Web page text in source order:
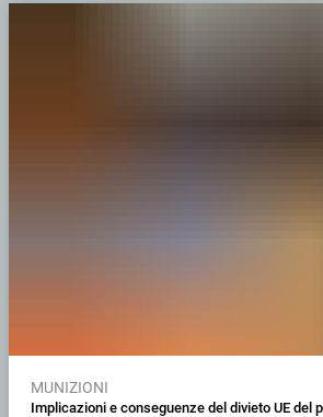
MUNIZIONI
Implicazioni e conseguenze del divieto UE del